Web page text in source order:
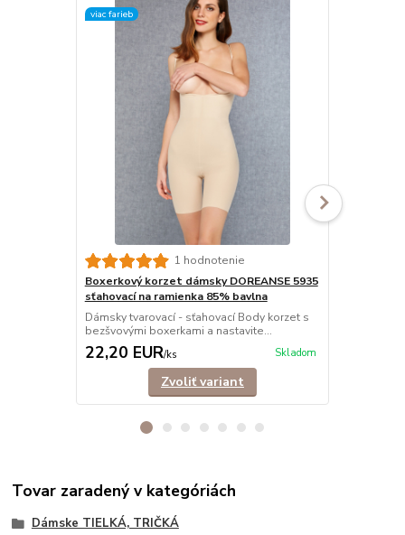
viac farieb
1 hodnotenie
Boxerkový korzet dámsky DOREANSE 5935
sťahovací na ramienka 85% bavlna
Dámsky tvarovací - sťahovací Body korzet s
bezšvovými boxerkami a nastavite...
22,20 EUR/ks Skladom
Zvoliť variant
Tovar zaradený v kategóriách
Dámske TIELKÁ, TRIČKÁ